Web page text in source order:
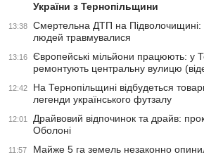
України з Тернопільщини
13:38
Смертельна ДТП на Підволочищині:
людей травмувалися
13:16
Європейські мільйони працюють: у
ремонтують центральну вулицю
12:42
На Тернопільщині відбудеться
легенди українського футзалу
12:01
Драйвовий відпочинок та драйв:
Оболоні
11:57
Майже 5 га земель незаконно